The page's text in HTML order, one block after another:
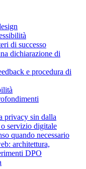
di successo
dichiarazione di
e procedura di
privacy sin dalla
servizio digitale
quando necessario
architettura,
DPO